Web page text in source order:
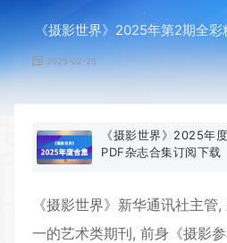
《摄影世界》2025年第2期全
2025-02-25
《摄影世界》2025年
PDF杂志合集订阅下载
《摄影世界》新华通讯社主管
一的艺术类期刊, 前身《摄影